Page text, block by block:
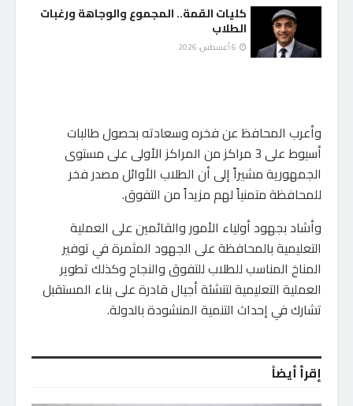
كليات القمة.. المجموع والوجاهة ورغبات
الطلاب
وأعرب المحافظ عن فخره وسعادته بحصول طالبات
أسيوط على 3 مراكز من المراكز الأولى على مستوى
الجمهورية مشيراً إلى أن الطلاب الأوائل مصدر فخر
للمحافظة متمنياً لهم مزيداً من التفوق.
وأشاد بجهود أولياء الأمور والقائمين على العملية
التعليمية بالمحافظة على الجهود المثمرة في توفير
المناخ المناسب للطلاب للتفوق والنجاح وكذلك تطوير
العملية التعليمية لتنشئة أجيال قادرة على بناء المستقبل
تشارك في إحداث التنمية المنشودة بالدولة.
إقرأ أيضاً